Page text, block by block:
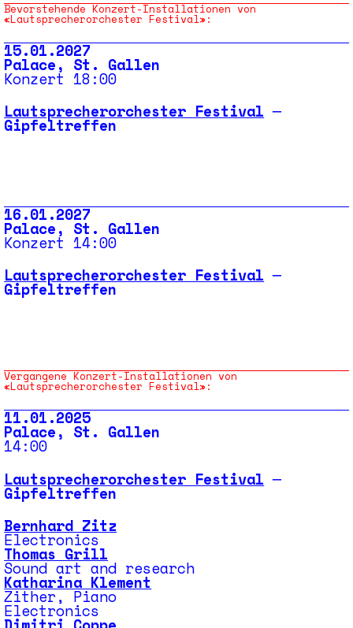
Bevorstehende Konzert-Installationen von
«Lautsprecherorchester Festival»:
15.01.2027
Palace, St. Gallen
Konzert 18:00
Lautsprecherorchester Festival ─
Gipfeltreffen
16.01.2027
Palace, St. Gallen
Konzert 14:00
Lautsprecherorchester Festival ─
Gipfeltreffen
Vergangene Konzert-Installationen von
«Lautsprecherorchester Festival»:
11.01.2025
Palace, St. Gallen
14:00
Lautsprecherorchester Festival ─
Gipfeltreffen
Bernhard Zitz
Electronics
Thomas Grill
Sound art and research
Katharina Klement
Zither, Piano
Electronics